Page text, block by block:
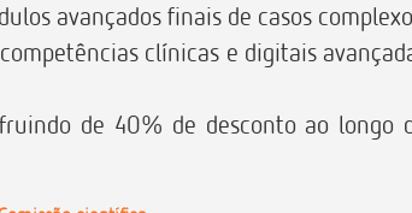
avançados finais de casos
clínicas e digitais
de 40% de desconto ao longo